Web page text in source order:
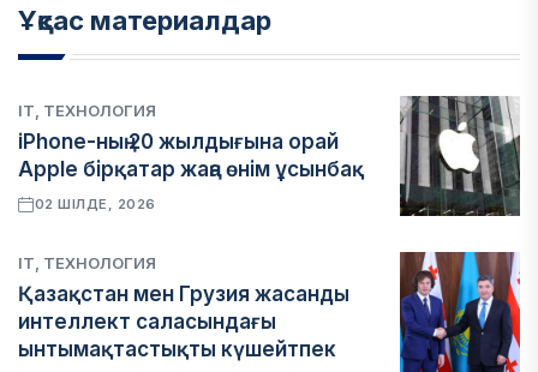
Ұқсас материалдар
IT, ТЕХНОЛОГИЯ
iPhone-ның 20 жылдығына орай
Apple бірқатар жаңа өнім ұсынбақ
02 ШІЛДЕ, 2026
IT, ТЕХНОЛОГИЯ
Қазақстан мен Грузия жасанды
интеллект саласындағы
ынтымақтастықты күшейтпек